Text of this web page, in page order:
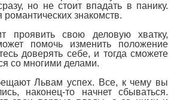
но не стоит впадать в панику.
знакомств.
проявить свою деловую хватку,
помочь изменить положение
доверять себе, и тогда сможете
со многими делами.
Львам успех. Все, к чему вы
наконец-то начнет сбываться.